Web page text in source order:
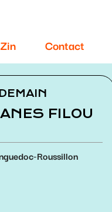
Contact
FILOU
Roussillon